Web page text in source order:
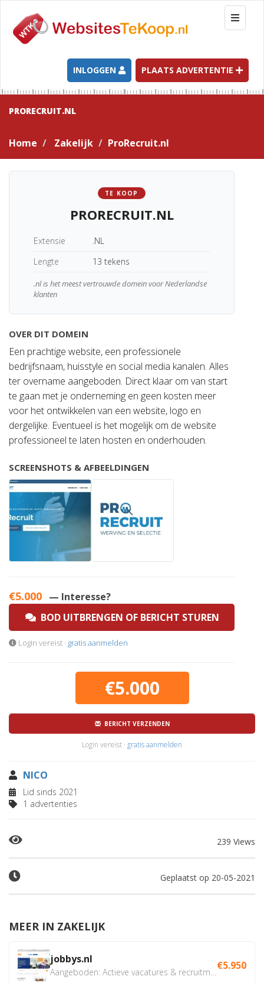
T
o
g
l
e
n
a
t
INLOGGEN PLAATS ADVERTENTIE
PRORECRUIT.NL
Home Zakelijk ProRecruit.nl
TE KOOP
PRORECRUIT.NL
Extensie
.NL
Lengte
13 tekens
.nl is het meest vertrouwde domein voor Nederlandse
klanten
OVER DIT DOMEIN
Een prachtige website, een professionele
bedrijfsnaam, huisstyle en social media kanalen. Alles
ter overname aangeboden. Direct klaar om van start
te gaan met je onderneming en geen kosten meer
voor het ontwikkelen van een website, logo en
dergelijke. Eventueel is het mogelijk om de website
professioneel te laten hosten en onderhouden.
SCREENSHOTS & AFBEELDINGEN
€5.000 — Interesse?
BOD UITBRENGEN OF BERICHT STUREN
Login vereist · gratis aanmelden
€5.000
BERICHT VERZENDEN
Login vereist · gratis aanmelden
NICO
Lid sinds 2021
1 advertenties
239 Views
Geplaatst op 20-05-2021
MEER IN ZAKELIJK
jobbys.nl €5.950